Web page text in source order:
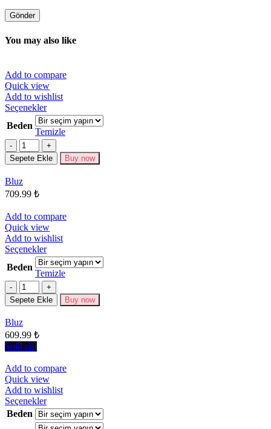
You may also like
Add to compare
Quick view
Add to wishlist
SeçeneklerBu
ürünün
birden
fazla
varyasyonu
var.
Beden
Temizle
Miktar
Sepete Ekle Buy now
Bluz
709.99 ₺
Add to compare
Quick view
Add to wishlist
SeçeneklerBu
ürünün
birden
fazla
varyasyonu
var.
Beden
Temizle
Miktar
Sepete Ekle Buy now
Bluz
609.99 ₺
Sold out
Add to compare
Quick view
Add to wishlist
SeçeneklerBu
ürünün
birden
Beden